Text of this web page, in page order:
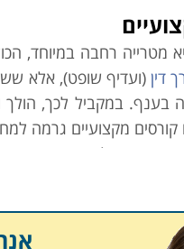
מטרייה רחבה במיוחד,
דין (ועדיף שופט), אלא
בענף. במקביל לכך,
מקצועיים גרמה
הממלכתי אשר מנסה
צלמים קניינים,